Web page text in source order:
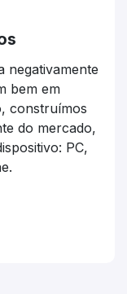
negativamente
bem em
construímos
do mercado,
PC,